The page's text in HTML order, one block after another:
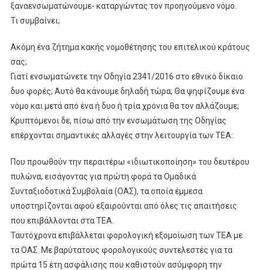
ξαναενσωματώνουμε- καταργώντας τον προηγούμενο νόμο.
Τι συμβαίνει;
Ακόμη ένα ζήτημα κακής νομοθέτησης του επιτελικού κράτους
σας;
Γιατί ενσωματώνετε την Οδηγία 2341/2016 στο εθνικό δίκαιο
δυο φορές; Αυτό θα κάνουμε δηλαδή τώρα; Θα ψηφίζουμε ένα
νόμο και μετά από ένα ή δυο ή τρία χρόνια θα τον αλλάζουμε;
Κρυπτόμενοι δε, πίσω από την ενσωμάτωση της Οδηγίας
επέρχονται σημαντικές αλλαγές στην λειτουργία των ΤΕΑ:
Που προωθούν την περαιτέρω «ιδιωτικοποίηση» του δευτέρου
πυλώνα, εισάγοντας για πρώτη φορά τα Ομαδικά
Συνταξιοδοτικά Συμβολαία (ΟΑΣ), τα οποία έμμεσα
υποστηρίζονται αφού εξαιρούνται από όλες τις απαιτήσεις
που επιβάλλονται στα ΤΕΑ.
Ταυτόχρονα επιβάλλεται φορολογική εξομοίωση των ΤΕΑ με
τα ΟΑΣ. Με βαρύτατους φορολογικούς συντελεστές για τα
πρώτα 15 έτη ασφάλισης που καθιστούν ασύμφορη την